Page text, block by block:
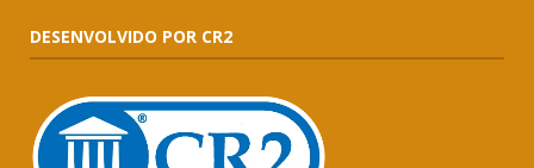
DESENVOLVIDO POR CR2